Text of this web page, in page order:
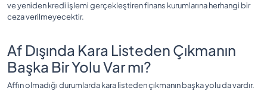
ve yeniden kredi işlemi gerçekleştiren finans kurumlarına herhangi bir
ceza verilmeyecektir.
Af Dışında Kara Listeden Çıkmanın
Başka Bir Yolu Var mı?
Affın olmadığı durumlarda kara listeden çıkmanın başka yolu da vardır.